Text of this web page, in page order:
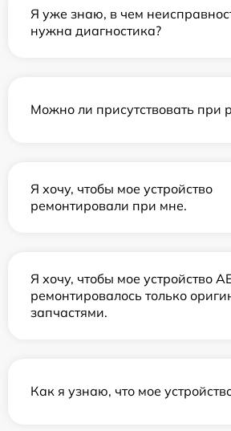
Я уже знаю, в чем
нужна диагностика?
Можно ли присутствовать при
Я хочу, чтобы мое устройство
ремонтировали при мне.
Я хочу, чтобы мое устройство
ремонтировалось только
запчастями.
Как я узнаю, что мое